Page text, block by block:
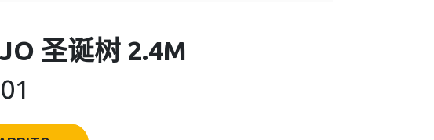
圣诞树 2.4M